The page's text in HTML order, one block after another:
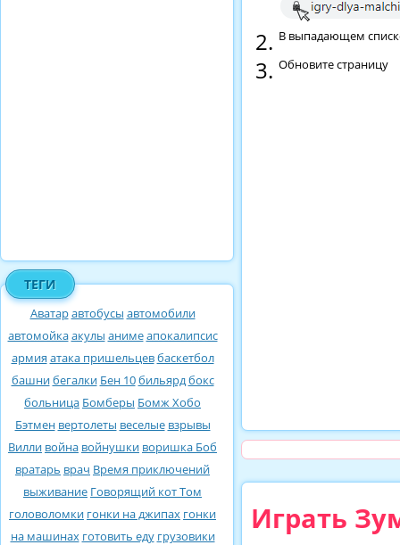
ТЕГИ
Аватаравтобусы автомобили
автомойкаакулы анимеапокалипсис
армия атака пришельцевбаскетбол
башнибегалки Бен 10бильярдбокс
больница Бомберы Бомж Хобо
Бэтмен вертолеты веселые взрывы
Вилли война войнушки воришка Боб
вратарь врач Время приключений
выживание Говорящий кот Том
головоломки гонки на джипах гонки
на машинах готовить еду грузовики
В выпадающем
Обновите страницу
Играть